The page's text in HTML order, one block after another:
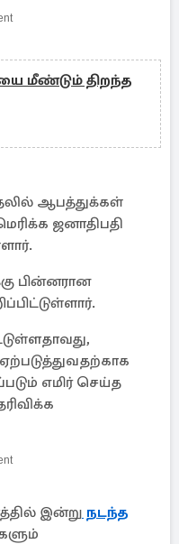
மீண்டும் திறந்த
ஆபத்துக்கள்
ஜனாதிபதி
பின்னரான
எமிர் செய்த
இன்று நடந்த